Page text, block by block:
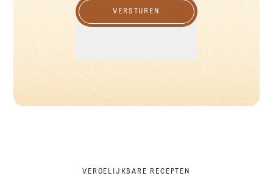
VERSTUREN
VERGELIJKBARE RECEPTEN